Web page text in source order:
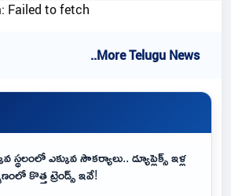
Failed to fetch
..More Telugu News
స్థలంలో ఎక్కువ సౌకర్యాలు.. డ్యూప్లెక్స్ ఇళ్ల
కొత్త ట్రెండ్స్ ఇవే!